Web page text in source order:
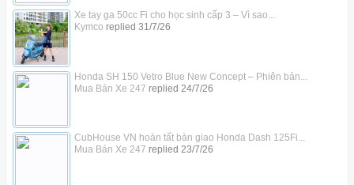
Xe tay ga 50cc Fi cho học sinh cấp 3 – Vì sao...
Kymco replied 31/7/26
Honda SH 150 Vetro Blue New Concept – Phiên bản...
Mua Bán Xe 247 replied 24/7/26
CubHouse VN hoàn tất bàn giao Honda Dash 125Fi...
Mua Bán Xe 247 replied 23/7/26